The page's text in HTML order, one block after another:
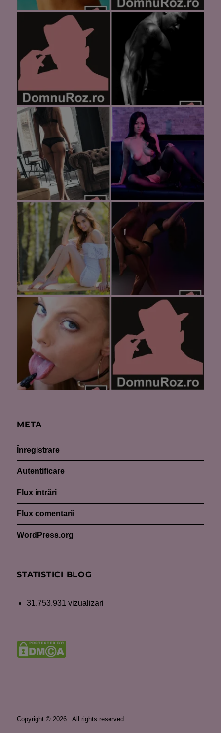
META
Înregistrare
Autentificare
Flux intrări
Flux comentarii
WordPress.org
STATISTICI BLOG
31.753.931 vizualizari
Copyright © 2026 . All rights reserved.